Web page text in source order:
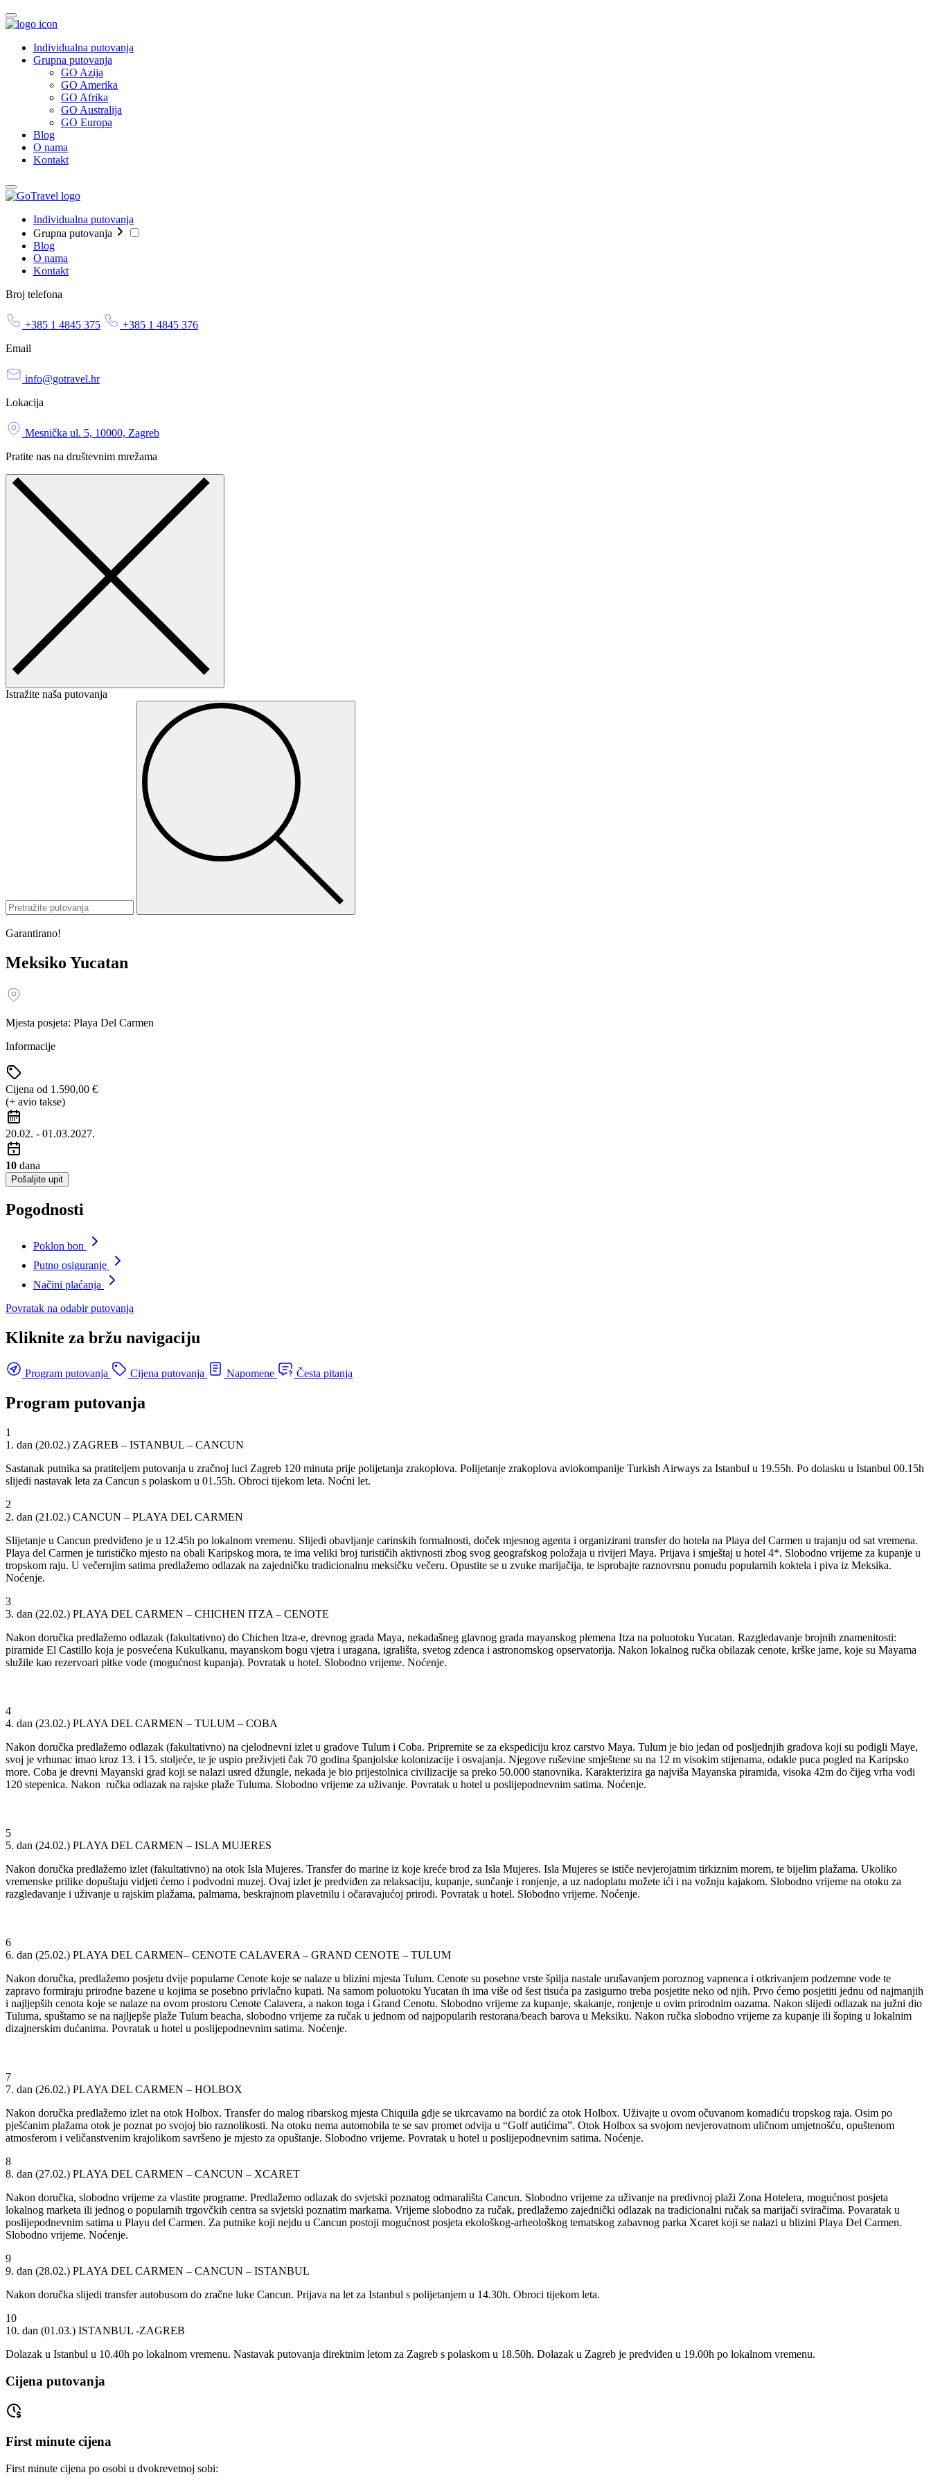
Individualna putovanja
Grupna putovanja
GO Azija
GO Amerika
GO Afrika
GO Australija
GO Europa
Blog
O nama
Kontakt
Individualna putovanja
Grupna putovanja
Blog
O nama
Kontakt
Broj telefona
+385 1 4845 375
+385 1 4845 376
Email
info@gotravel.hr
Lokacija
Mesnička ul. 5, 10000, Zagreb
Pratite nas na društevnim mrežama
Istražite naša putovanja
Garantirano!
Meksiko Yucatan
Mjesta posjeta: Playa Del Carmen
Informacije
Cijena od 1.590,00 €
(+ avio takse)
20.02. - 01.03.2027.
10 dana
Pošaljite upit
Pogodnosti
Poklon bon
Putno osiguranje
Načini plaćanja
Povratak na odabir putovanja
Kliknite za bržu navigaciju
Program putovanja Cijena putovanja Napomene Česta pitanja
Program putovanja
1
1. dan (20.02.) ZAGREB – ISTANBUL – CANCUN
Sastanak putnika sa pratiteljem putovanja u zračnoj luci Zagreb 120 minuta prije polijetanja zrakoplova. Polijetanje zrakoplova aviokompanije Turkish Airways za Istanbul u 19.55h. Po dolasku u Istanbul 00.15h
slijedi nastavak leta za Cancun s polaskom u 01.55h. Obroci tijekom leta. Noćni let.
2
2. dan (21.02.) CANCUN – PLAYA DEL CARMEN
Slijetanje u Cancun predviđeno je u 12.45h po lokalnom vremenu. Slijedi obavljanje carinskih formalnosti, doček mjesnog agenta i organizirani transfer do hotela na Playa del Carmen u trajanju od sat vremena.
Playa del Carmen je turističko mjesto na obali Karipskog mora, te ima veliki broj turističih aktivnosti zbog svog geografskog položaja u rivijeri Maya. Prijava i smještaj u hotel 4*. Slobodno vrijeme za kupanje u
tropskom raju. U večernjim satima predlažemo odlazak na zajedničku tradicionalnu meksičku večeru. Opustite se u zvuke marijačija, te isprobajte raznovrsnu ponudu popularnih koktela i piva iz Meksika.
Noćenje.
3
3. dan (22.02.) PLAYA DEL CARMEN – CHICHEN ITZA – CENOTE
Nakon doručka predlažemo odlazak (fakultativno) do Chichen Itza-e, drevnog grada Maya, nekadašneg glavnog grada mayanskog plemena Itza na poluotoku Yucatan. Razgledavanje brojnih znamenitosti:
piramide El Castillo koja je posvećena Kukulkanu, mayanskom bogu vjetra i uragana, igrališta, svetog zdenca i astronomskog opservatorija. Nakon lokalnog ručka obilazak cenote, krške jame, koje su Mayama
služile kao rezervoari pitke vode (mogućnost kupanja). Povratak u hotel. Slobodno vrijeme. Noćenje.
4
4. dan (23.02.) PLAYA DEL CARMEN – TULUM – COBA
Nakon doručka predlažemo odlazak (fakultativno) na cjelodnevni izlet u gradove Tulum i Coba. Pripremite se za ekspediciju kroz carstvo Maya. Tulum je bio jedan od posljednjih gradova koji su podigli Maye,
svoj je vrhunac imao kroz 13. i 15. stoljeće, te je uspio preživjeti čak 70 godina španjolske kolonizacije i osvajanja. Njegove ruševine smještene su na 12 m visokim stijenama, odakle puca pogled na Karipsko
more. Coba je drevni Mayanski grad koji se nalazi usred džungle, nekada je bio prijestolnica civilizacije sa preko 50.000 stanovnika. Karakterizira ga najviša Mayanska piramida, visoka 42m do čijeg vrha vodi
120 stepenica. Nakon ručka odlazak na rajske plaže Tuluma. Slobodno vrijeme za uživanje. Povratak u hotel u poslijepodnevnim satima. Noćenje.
5
5. dan (24.02.) PLAYA DEL CARMEN – ISLA MUJERES
Nakon doručka predlažemo izlet (fakultativno) na otok Isla Mujeres. Transfer do marine iz koje kreće brod za Isla Mujeres. Isla Mujeres se ističe nevjerojatnim tirkiznim morem, te bijelim plažama. Ukoliko
vremenske prilike dopuštaju vidjeti ćemo i podvodni muzej. Ovaj izlet je predviđen za relaksaciju, kupanje, sunčanje i ronjenje, a uz nadoplatu možete ići i na vožnju kajakom. Slobodno vrijeme na otoku za
razgledavanje i uživanje u rajskim plažama, palmama, beskrajnom plavetnilu i očaravajućoj prirodi. Povratak u hotel. Slobodno vrijeme. Noćenje.
6
6. dan (25.02.) PLAYA DEL CARMEN– CENOTE CALAVERA – GRAND CENOTE – TULUM
Nakon doručka, predlažemo posjetu dvije popularne Cenote koje se nalaze u blizini mjesta Tulum. Cenote su posebne vrste špilja nastale urušavanjem poroznog vapnenca i otkrivanjem podzemne vode te
zapravo formiraju prirodne bazene u kojima se posebno privlačno kupati. Na samom poluotoku Yucatan ih ima više od šest tisuća pa zasigurno treba posjetite neko od njih. Prvo ćemo posjetiti jednu od najmanjih
i najljepših cenota koje se nalaze na ovom prostoru Cenote Calavera, a nakon toga i Grand Cenotu. Slobodno vrijeme za kupanje, skakanje, ronjenje u ovim prirodnim oazama. Nakon slijedi odlazak na južni dio
Tuluma, spuštamo se na najljepše plaže Tulum beacha, slobodno vrijeme za ručak u jednom od najpopularih restorana/beach barova u Meksiku. Nakon ručka slobodno vrijeme za kupanje ili šoping u lokalnim
dizajnerskim dućanima. Povratak u hotel u poslijepodnevnim satima. Noćenje.
7
7. dan (26.02.) PLAYA DEL CARMEN – HOLBOX
Nakon doručka predlažemo izlet na otok Holbox. Transfer do malog ribarskog mjesta Chiquila gdje se ukrcavamo na bordić za otok Holbox. Uživajte u ovom očuvanom komadiću tropskog raja. Osim po
pješćanim plažama otok je poznat po svojoj bio raznolikosti. Na otoku nema automobila te se sav promet odvija u “Golf autićima”. Otok Holbox sa svojom nevjerovatnom uličnom umjetnošću, opuštenom
atmosferom i veličanstvenim krajolikom savršeno je mjesto za opuštanje. Slobodno vrijeme. Povratak u hotel u poslijepodnevnim satima. Noćenje.
8
8. dan (27.02.) PLAYA DEL CARMEN – CANCUN – XCARET
Nakon doručka, slobodno vrijeme za vlastite programe. Predlažemo odlazak do svjetski poznatog odmarališta Cancun. Slobodno vrijeme za uživanje na predivnoj plaži Zona Hotelera, mogućnost posjeta
lokalnog marketa ili jednog o popularnih trgovčkih centra sa svjetski poznatim markama. Vrijeme slobodno za ručak, predlažemo zajednički odlazak na tradicionalni ručak sa marijači sviračima. Povaratak u
poslijepodnevnim satima u Playu del Carmen. Za putnike koji nejdu u Cancun postoji mogućnost posjeta ekološkog-arheološkog tematskog zabavnog parka Xcaret koji se nalazi u blizini Playa Del Carmen.
Slobodno vrijeme. Noćenje.
9
9. dan (28.02.) PLAYA DEL CARMEN – CANCUN – ISTANBUL
Nakon doručka slijedi transfer autobusom do zračne luke Cancun. Prijava na let za Istanbul s polijetanjem u 14.30h. Obroci tijekom leta.
10
10. dan (01.03.) ISTANBUL -ZAGREB
Dolazak u Istanbul u 10.40h po lokalnom vremenu. Nastavak putovanja direktnim letom za Zagreb s polaskom u 18.50h. Dolazak u Zagreb je predviđen u 19.00h po lokalnom vremenu.
Cijena putovanja
First minute cijena
First minute cijena po osobi u dvokrevetnoj sobi: